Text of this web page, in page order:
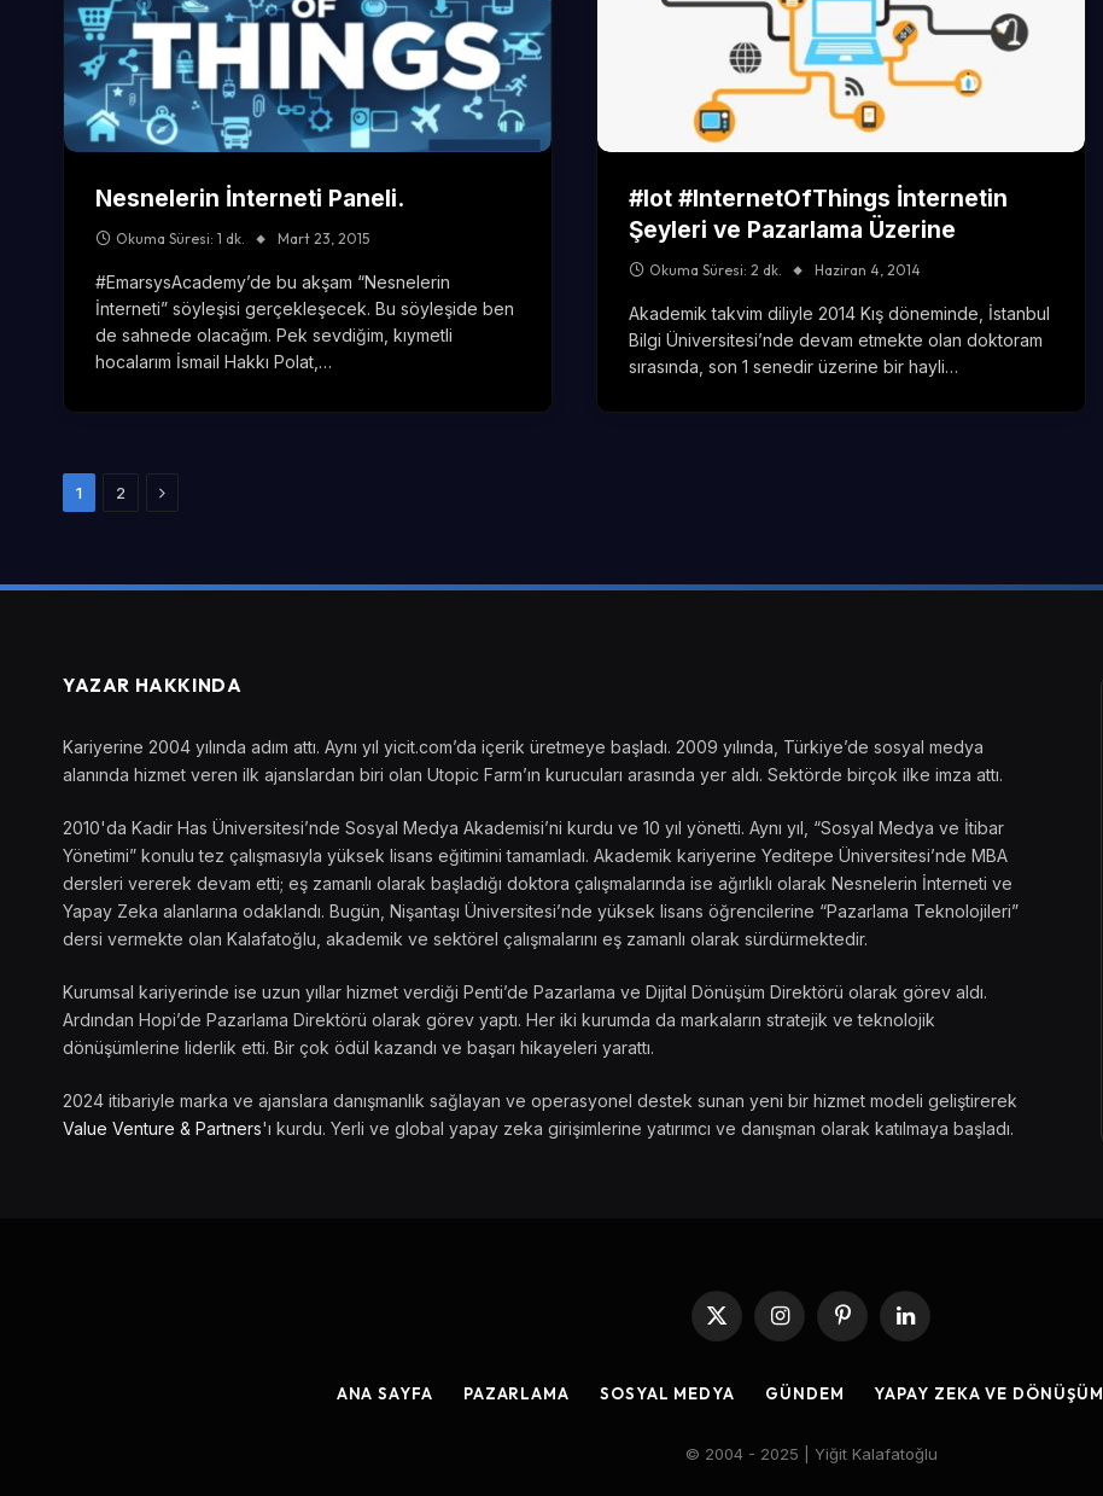
Nesnelerin İnterneti Paneli.
Okuma Süresi: 1 dk. Mart 23, 2015
#‎EmarsysAcademy‬’de bu akşam “Nesnelerin
İnterneti” söyleşisi gerçekleşecek. Bu söyleşide ben
de sahnede olacağım. Pek sevdiğim, kıymetli
hocalarım İsmail Hakkı Polat,…
#Iot #InternetOfThings İnternetin
Şeyleri ve Pazarlama Üzerine
Okuma Süresi: 2 dk. Haziran 4, 2014
Akademik takvim diliyle 2014 Kış döneminde, İstanbul
Bilgi Üniversitesi’nde devam etmekte olan doktoram
sırasında, son 1 senedir üzerine bir hayli…
1 2 Sonraki
YAZAR HAKKINDA
Kariyerine 2004 yılında adım attı. Aynı yıl yicit.com’da içerik üretmeye başladı. 2009 yılında, Türkiye’de sosyal medya
alanında hizmet veren ilk ajanslardan biri olan Utopic Farm’ın kurucuları arasında yer aldı. Sektörde birçok ilke imza attı.
2010'da Kadir Has Üniversitesi’nde Sosyal Medya Akademisi’ni kurdu ve 10 yıl yönetti. Aynı yıl, “Sosyal Medya ve İtibar
Yönetimi” konulu tez çalışmasıyla yüksek lisans eğitimini tamamladı. Akademik kariyerine Yeditepe Üniversitesi’nde MBA
dersleri vererek devam etti; eş zamanlı olarak başladığı doktora çalışmalarında ise ağırlıklı olarak Nesnelerin İnterneti ve
Yapay Zeka alanlarına odaklandı. Bugün, Nişantaşı Üniversitesi’nde yüksek lisans öğrencilerine “Pazarlama Teknolojileri”
dersi vermekte olan Kalafatoğlu, akademik ve sektörel çalışmalarını eş zamanlı olarak sürdürmektedir.
Kurumsal kariyerinde ise uzun yıllar hizmet verdiği Penti’de Pazarlama ve Dijital Dönüşüm Direktörü olarak görev aldı.
Ardından Hopi’de Pazarlama Direktörü olarak görev yaptı. Her iki kurumda da markaların stratejik ve teknolojik
dönüşümlerine liderlik etti. Bir çok ödül kazandı ve başarı hikayeleri yarattı.
2024 itibariyle marka ve ajanslara danışmanlık sağlayan ve operasyonel destek sunan yeni bir hizmet modeli geliştirerek
Value Venture & Partners'ı kurdu. Yerli ve global yapay zeka girişimlerine yatırımcı ve danışman olarak katılmaya başladı.
X
InstagramPinterestLinkedIn
ANA SAYFA PAZARLAMA SOSYAL MEDYA GÜNDEM YAPAY ZEKA VE DÖNÜŞÜM
© 2004 - 2025 | Yiğit Kalafatoğlu